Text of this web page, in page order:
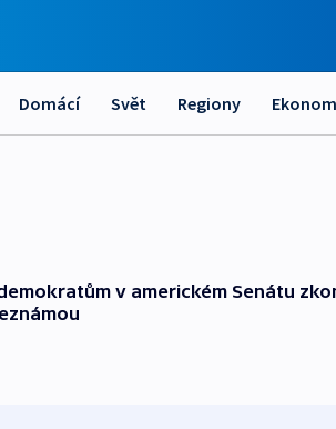
Domácí Svět Regiony
v americkém Senátu